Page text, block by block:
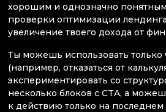
хорошим и однозначно
проверки оптимизации
увеличение твоего дохода от
Ты можешь использовать только
(например, отказаться от
экспериментировать со
несколько блоков с CTA, а
к действию только на последнем